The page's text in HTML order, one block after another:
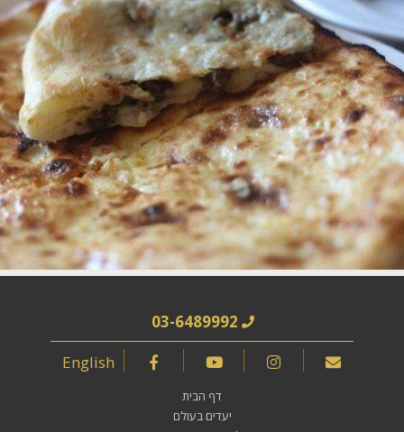
03-6489992
English
דף הבית
יעדים בעולם